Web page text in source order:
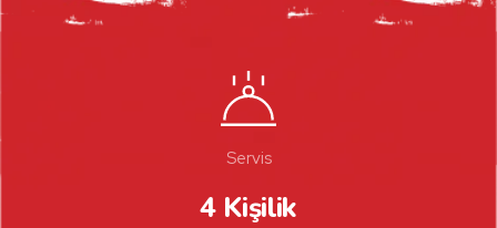
Servis
4 Kişilik